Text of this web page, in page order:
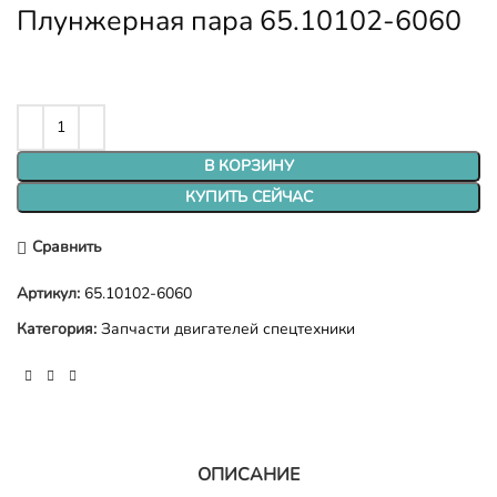
Плунжерная пара 65.10102-6060
В КОРЗИНУ
КУПИТЬ СЕЙЧАС
Сравнить
Артикул: 65.10102-6060
Категория: Запчасти двигателей спецтехники
ОПИСАНИЕ